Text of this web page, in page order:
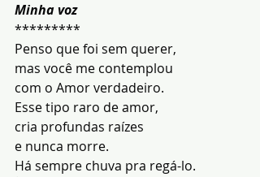
Minha voz
*********
Penso que foi sem querer,
mas você me contemplou
com o Amor verdadeiro.
Esse tipo raro de amor,
cria profundas raízes
e nunca morre.
Há sempre chuva pra regá-lo.